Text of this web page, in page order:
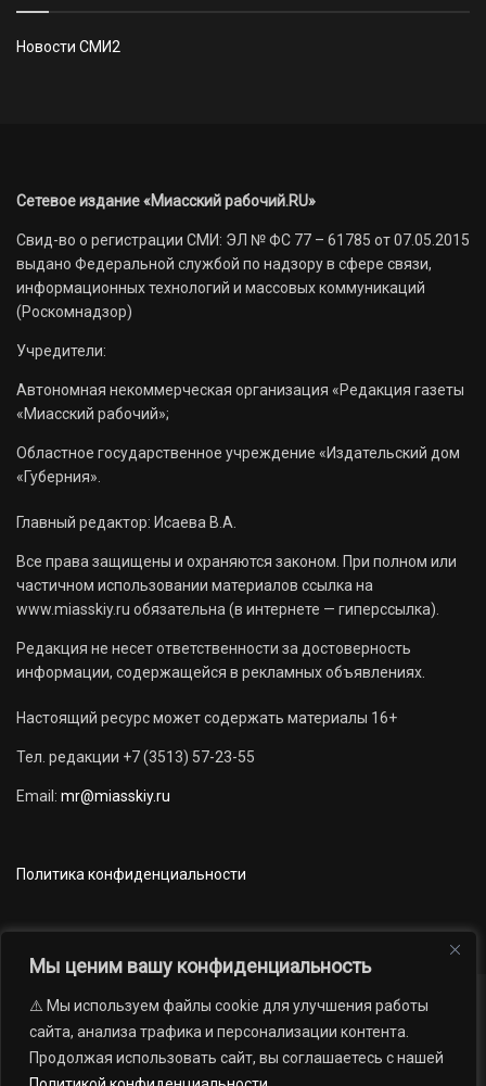
Мы ценим вашу конфиденциальность
⚠️ Мы используем файлы cookie для улучшения работы
сайта, анализа трафика и персонализации контента.
Продолжая использовать сайт, вы соглашаетесь с нашей
Новости СМИ2
Сетевое издание «Миасский рабочий.RU»
Свид-во о регистрации СМИ: ЭЛ № ФС 77 – 61785 от 07.05.2015
выдано Федеральной службой по надзору в сфере связи,
информационных технологий и массовых коммуникаций
(Роскомнадзор)
Учредители:
Автономная некоммерческая организация «Редакция газеты
«Миасский рабочий»;
Областное государственное учреждение «Издательский дом
«Губерния».
Главный редактор: Исаева В.А.
Все права защищены и охраняются законом. При полном или
частичном использовании материалов ссылка на
www.miasskiy.ru обязательна (в интернете — гиперссылка).
Редакция не несет ответственности за достоверность
информации, содержащейся в рекламных объявлениях.
Настоящий ресурс может содержать материалы 16+
Тел. редакции +7 (3513) 57-23-55
Email: mr@miasskiy.ru
Политика конфиденциальности
Новости Наши проекты
Официально
АРХИВ
16+